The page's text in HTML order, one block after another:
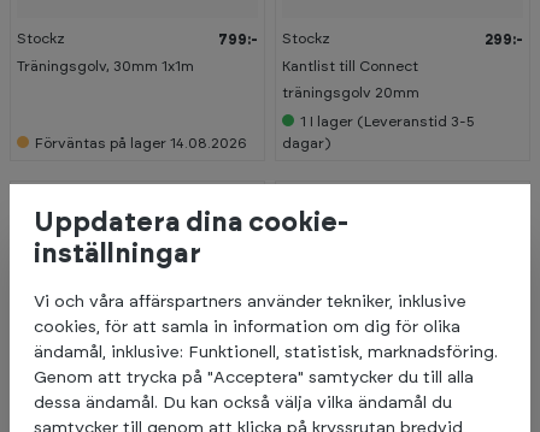
Stockz
Träningsgolv, 30mm 1x1m
799:-
Förväntas på lager 14.08.2026
Stockz
Kantlist till Connect
träningsgolv 20mm
299:-
1
I lager (Leveranstid 3-5
dagar)
Uppdatera dina cookie-
inställningar
Vi och våra affärspartners använder tekniker, inklusive
cookies, för att samla in information om dig för olika
ändamål, inklusive: Funktionell, statistisk, marknadsföring.
Genom att trycka på "Acceptera" samtycker du till alla
dessa ändamål. Du kan också välja vilka ändamål du
samtycker till genom att klicka på kryssrutan bredvid